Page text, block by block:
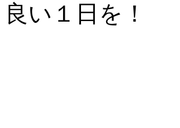
良い１日を！